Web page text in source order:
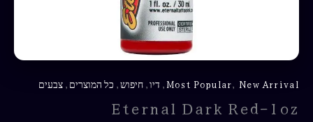
Most Popular, New Arrival
, דיו, חיפוש, כל המוצרים , צבעים
Eternal Dark Red-1oz